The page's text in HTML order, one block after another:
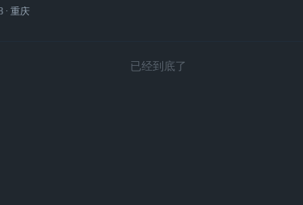
∙ 重庆
已经到底了